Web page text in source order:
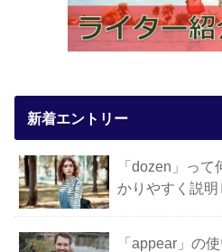
新着エントリー
「dozen」っ
かりやすく説明
「appear」の